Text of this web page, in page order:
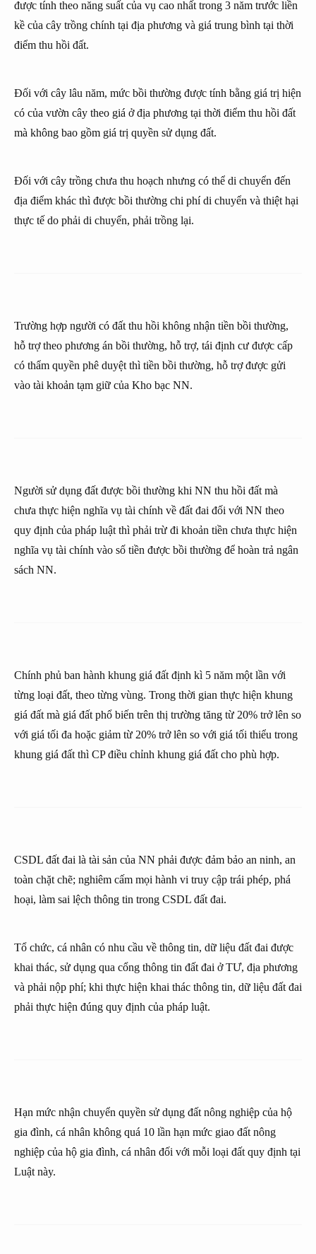
được tính theo năng suất của vụ cao nhất trong 3 năm trước liền
kề của cây trồng chính tại địa phương và giá trung bình tại thời
điểm thu hồi đất.
Đối với cây lâu năm, mức bồi thường được tính bằng giá trị hiện
có của vườn cây theo giá ở địa phương tại thời điểm thu hồi đất
mà không bao gồm giá trị quyền sử dụng đất.
Đối với cây trồng chưa thu hoạch nhưng có thể di chuyển đến
địa điểm khác thì được bồi thường chi phí di chuyển và thiệt hại
thực tế do phải di chuyển, phải trồng lại.
Trường hợp người có đất thu hồi không nhận tiền bồi thường,
hỗ trợ theo phương án bồi thường, hỗ trợ, tái định cư được cấp
có thẩm quyền phê duyệt thì tiền bồi thường, hỗ trợ được gửi
vào tài khoản tạm giữ của Kho bạc NN.
Người sử dụng đất được bồi thường khi NN thu hồi đất mà
chưa thực hiện nghĩa vụ tài chính về đất đai đối với NN theo
quy định của pháp luật thì phải trừ đi khoản tiền chưa thực hiện
nghĩa vụ tài chính vào số tiền được bồi thường để hoàn trả ngân
sách NN.
Chính phủ ban hành khung giá đất định kì 5 năm một lần với
từng loại đất, theo từng vùng. Trong thời gian thực hiện khung
giá đất mà giá đất phổ biến trên thị trường tăng từ 20% trở lên so
với giá tối đa hoặc giảm từ 20% trở lên so với giá tối thiểu trong
khung giá đất thì CP điều chỉnh khung giá đất cho phù hợp.
CSDL đất đai là tài sản của NN phải được đảm bảo an ninh, an
toàn chặt chẽ; nghiêm cấm mọi hành vi truy cập trái phép, phá
hoại, làm sai lệch thông tin trong CSDL đất đai.
Tổ chức, cá nhân có nhu cầu về thông tin, dữ liệu đất đai được
khai thác, sử dụng qua cổng thông tin đất đai ở TƯ, địa phương
và phải nộp phí; khi thực hiện khai thác thông tin, dữ liệu đất đai
phải thực hiện đúng quy định của pháp luật.
Hạn mức nhận chuyển quyền sử dụng đất nông nghiệp của hộ
gia đình, cá nhân không quá 10 lần hạn mức giao đất nông
nghiệp của hộ gia đình, cá nhân đối với mỗi loại đất quy định tại
Luật này.